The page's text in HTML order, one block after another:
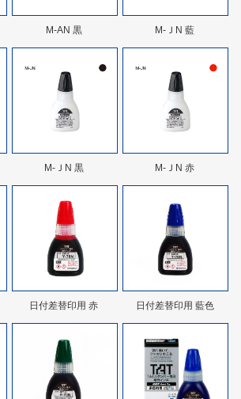
M-AN 黒 M-ＪN 藍
M-ＪN 黒 M-ＪN 赤
日付差替印用 赤 日付差替印用 藍色